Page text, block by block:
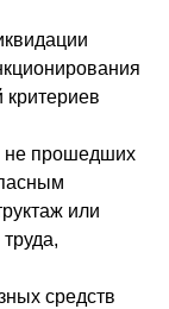
критериев
не прошедших
или
средств